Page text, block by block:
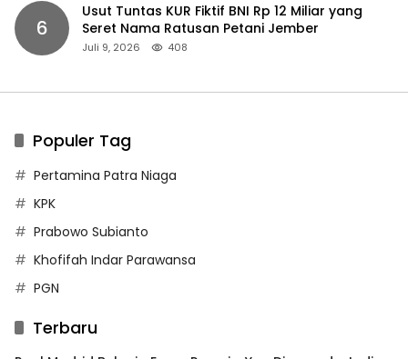
6
Usut Tuntas KUR Fiktif BNI Rp 12 Miliar yang
Seret Nama Ratusan Petani Jember
Juli 9, 2026 408
Populer Tag
Pertamina Patra Niaga
KPK
Prabowo Subianto
Khofifah Indar Parawansa
PGN
Terbaru